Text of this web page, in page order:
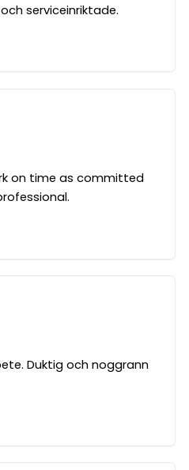
serviceinriktade.
on time as committed
Duktig och noggrann